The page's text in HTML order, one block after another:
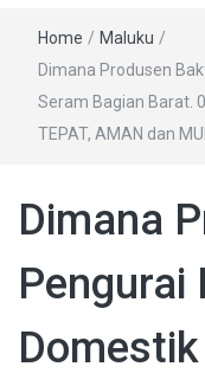
Home / Maluku /
Dimana Produsen
Seram Bagian Barat.
TEPAT, AMAN dan
Dimana
Pengurai